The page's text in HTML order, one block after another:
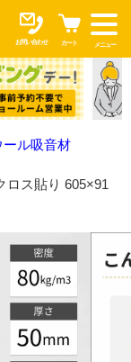
お問い合わせ カート メニュー
ール吸音材
ロス貼り 605×91